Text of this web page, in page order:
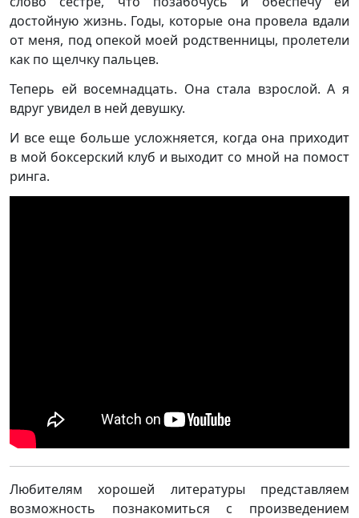
достойную жизнь. Годы, которые она провела вдали
от меня, под опекой моей родственницы, пролетели
как по щелчку пальцев.
Теперь ей восемнадцать. Она стала взрослой. А я
вдруг увидел в ней девушку.
И все еще больше усложняется, когда она приходит
в мой боксерский клуб и выходит со мной на помост
ринга.
Любителям хорошей литературы представляем
возможность познакомиться с произведением